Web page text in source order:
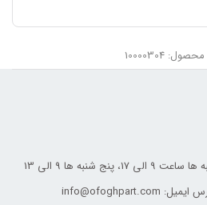
10000304
شنبه ها 9 الی 13
ایمیل: info@ofoghpart.com